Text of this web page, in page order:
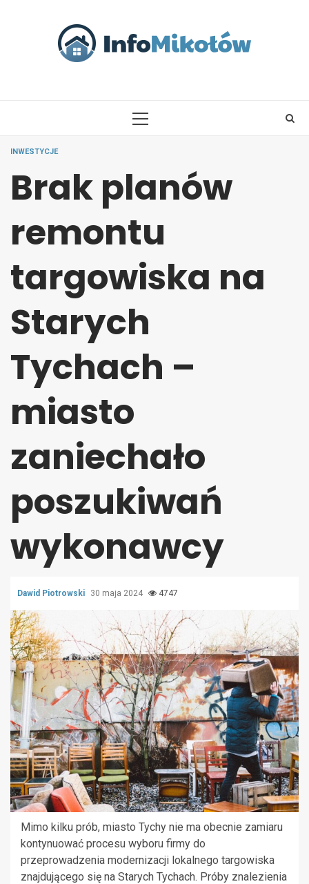
PRIMARY
INWESTYCJE
Brak planów
remontu
targowiska na
Starych
Tychach –
miasto
zaniechało
poszukiwań
wykonawcy
Dawid Piotrowski 30 maja 2024 4747
Mimo kilku prób, miasto Tychy nie ma obecnie zamiaru
kontynuować procesu wyboru firmy do
przeprowadzenia modernizacji lokalnego targowiska
znajdującego się na Starych Tychach. Próby znalezienia